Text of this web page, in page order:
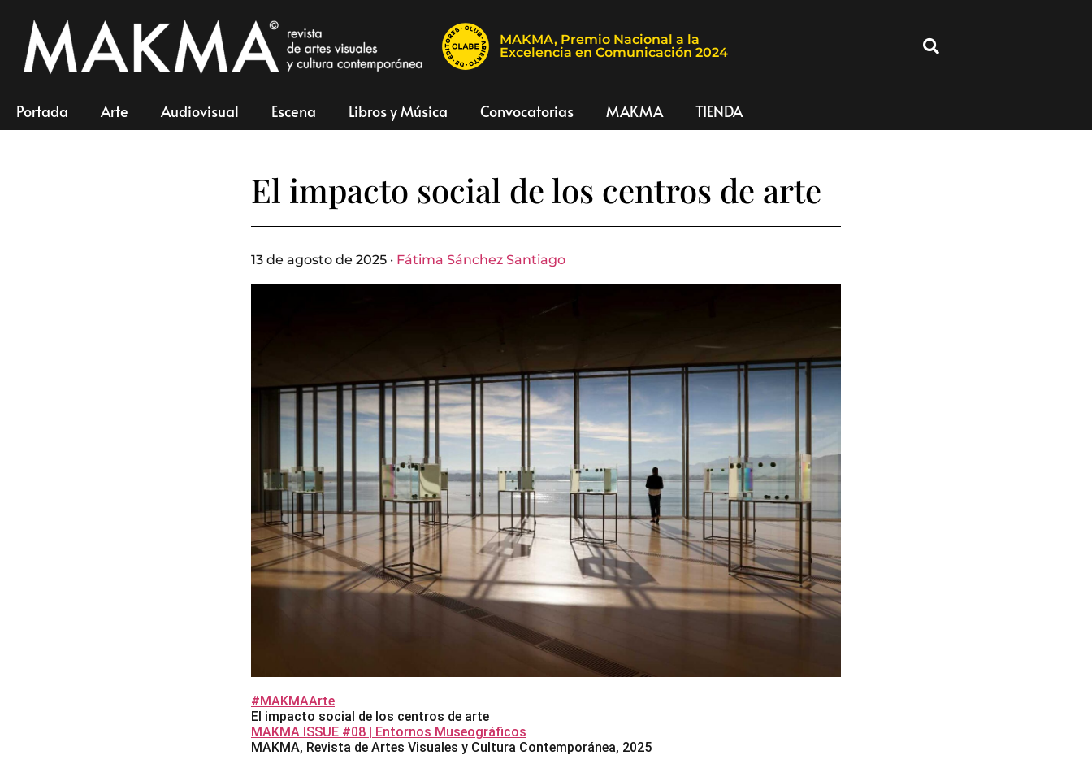
MAKMA, Premio Nacional a la
Excelencia en Comunicación 2024
Portada Arte Audiovisual Escena Libros y Música Convocatorias MAKMA TIENDA
El impacto social de los centros de arte
13 de agosto de 2025 · Fátima Sánchez Santiago
#MAKMAArte
El impacto social de los centros de arte
MAKMA ISSUE #08 | Entornos Museográficos
MAKMA, Revista de Artes Visuales y Cultura Contemporánea, 2025